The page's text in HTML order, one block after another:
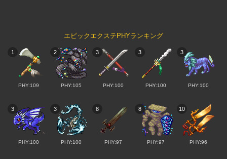
エピックエクステPHYランキング
1
PHY:109
2
PHY:105
3
PHY:100
3
PHY:100
3
PHY:100
3
PHY:100
3
PHY:100
8
PHY:97
8
PHY:97
10
PHY:96